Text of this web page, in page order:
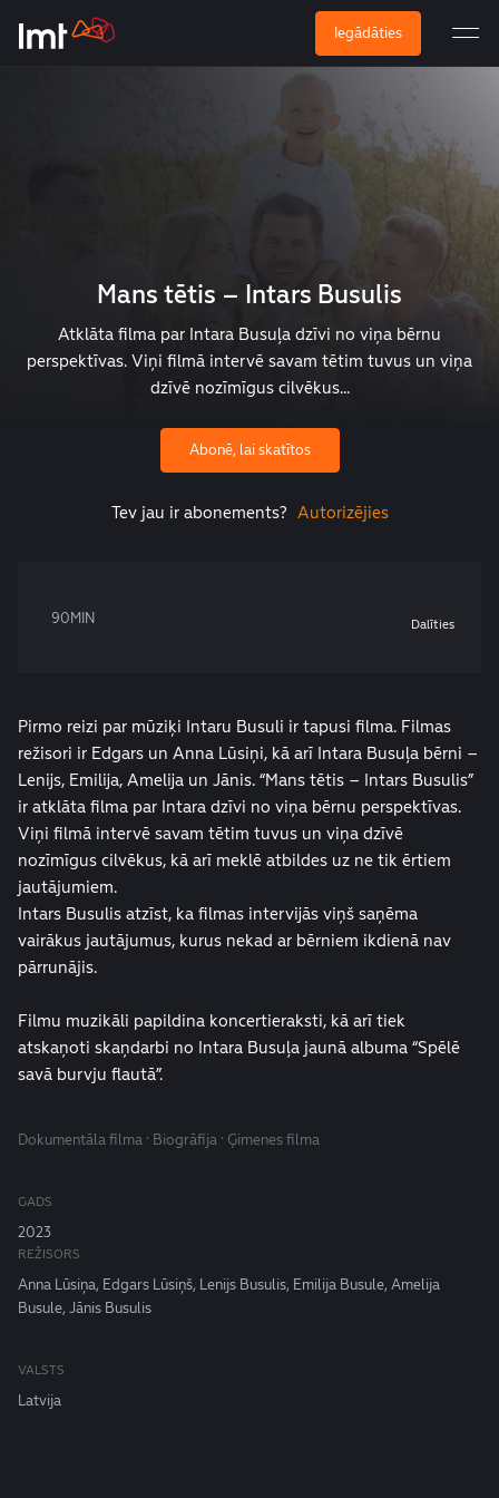
Iegādāties
Mans tētis – Intars Busulis
Atklāta filma par Intara Busuļa dzīvi no viņa bērnu
perspektīvas. Viņi filmā intervē savam tētim tuvus un viņa
dzīvē nozīmīgus cilvēkus...
Abonē, lai skatītos
Tev jau ir abonements? Autorizējies
90MIN Dalīties
Pirmo reizi par mūziķi Intaru Busuli ir tapusi filma. Filmas
režisori ir Edgars un Anna Lūsiņi, kā arī Intara Busuļa bērni –
Lenijs, Emilija, Amelija un Jānis. “Mans tētis – Intars Busulis”
ir atklāta filma par Intara dzīvi no viņa bērnu perspektīvas.
Viņi filmā intervē savam tētim tuvus un viņa dzīvē
nozīmīgus cilvēkus, kā arī meklē atbildes uz ne tik ērtiem
jautājumiem.
Intars Busulis atzīst, ka filmas intervijās viņš saņēma
vairākus jautājumus, kurus nekad ar bērniem ikdienā nav
pārrunājis.
Filmu muzikāli papildina koncertieraksti, kā arī tiek
atskaņoti skaņdarbi no Intara Busuļa jaunā albuma “Spēlē
savā burvju flautā”.
Dokumentāla filma · Biogrāfija · Ģimenes filma
GADS
2023
REŽISORS
Anna Lūsiņa, Edgars Lūsiņš, Lenijs Busulis, Emilija Busule, Amelija
Busule, Jānis Busulis
VALSTS
Latvija